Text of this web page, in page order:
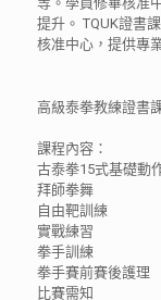
提升。 TQUK證書
核准中心，提供專
高級泰拳教練證書
課程內容：
古泰拳15式基礎動
拜師拳舞
自由靶訓練
實戰練習
拳手訓練
拳手賽前賽後護理
比賽需知